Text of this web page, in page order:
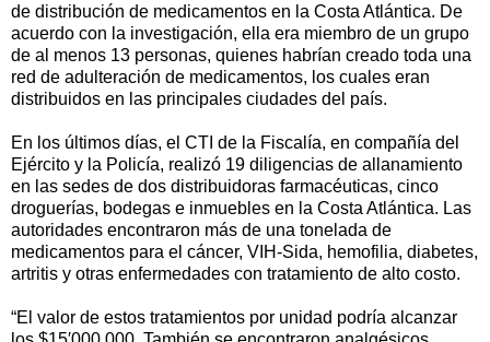
de distribución de medicamentos en la Costa Atlántica. De
acuerdo con la investigación, ella era miembro de un grupo
de al menos 13 personas, quienes habrían creado toda una
red de adulteración de medicamentos, los cuales eran
distribuidos en las principales ciudades del país.
En los últimos días, el CTI de la Fiscalía, en compañía del
Ejército y la Policía, realizó 19 diligencias de allanamiento
en las sedes de dos distribuidoras farmacéuticas, cinco
droguerías, bodegas e inmuebles en la Costa Atlántica. Las
autoridades encontraron más de una tonelada de
medicamentos para el cáncer, VIH-Sida, hemofilia, diabetes,
artritis y otras enfermedades con tratamiento de alto costo.
“El valor de estos tratamientos por unidad podría alcanzar